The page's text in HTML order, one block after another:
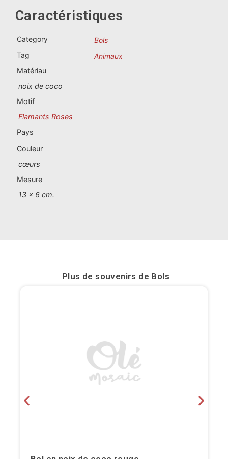
Albacete
Ávila
Badajoz
Barcelona
Castellón de la Plana
Caractéristiques
Category
Bols
Tag
Animaux
Matériau
noix de coco
Motif
Flamants Roses
Pays
Couleur
cœurs
Mesure
13 x 6 cm.
Plus de souvenirs de Bols